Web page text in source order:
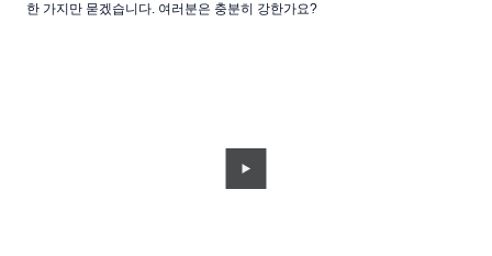
한 가지만 묻겠습니다. 여러분은 충분히 강한가요?